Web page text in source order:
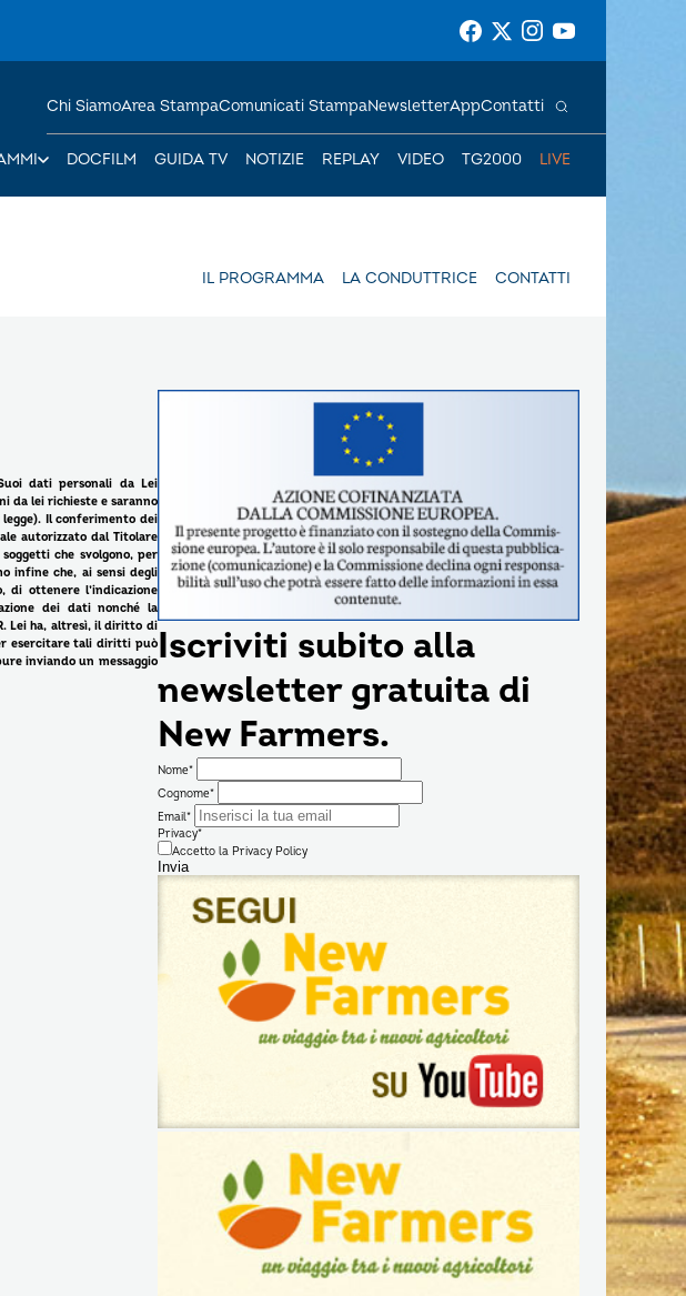
DOCFILM GUIDA TV NOTIZIE REPLAY VIDEO TG2000 LIVE
Chi SiamoArea StampaComunicati StampaNewsletterAppContatti
IL PROGRAMMA LA CONDUTTRICE CONTATTI
dati personali da Lei
da lei richieste e saranno
Il conferimento dei
autorizzato dal Titolare
che svolgono, per
infine che, ai sensi degli
di ottenere l’indicazione
dei dati nonché la
Lei ha, altresì, il diritto di
esercitare tali diritti può
inviando un messaggioIscriviti subito alla
newsletter gratuita di
New Farmers.
Nome*
Cognome*
Email*
Privacy*
Accetto la Privacy Policy
Invia